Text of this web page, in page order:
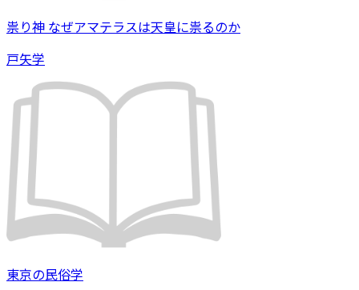
祟り神 なぜアマテラスは天皇に祟るのか
戸矢学
東京の民俗学